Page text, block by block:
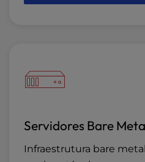
Servidores Bare
Infraestrutura bare